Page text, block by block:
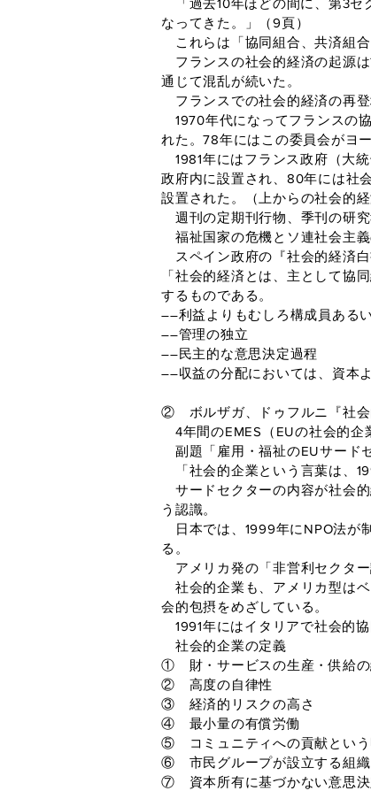
「過去10年ほどの間に、第3セ
なってきた。」（9頁）
これらは「協同組合、共済組合
フランスの社会的経済の起源
通じて混乱が続いた。
フランスでの社会的経済の再
1970年代になってフランスの
れた。78年にはこの委員会がヨ
1981年にはフランス政府（大
政府内に設置され、80年には社
設置された。（上からの社会的経
週刊の定期刊行物、季刊の研究
福祉国家の危機とソ連社会主義
スペイン政府の『社会的経済白
「社会的経済とは、主として協
するものである。
――利益よりもむしろ構成員ある
――管理の独立
――民主的な意思決定過程
――収益の分配においては、資本
② ボルザガ、ドゥフルニ『社会
4年間のEMES（EUの社会的企
副題「雇用・福祉のEUサード
「社会的企業という言葉は、
サードセクターの内容が社会
う認識。
日本では、1999年にNPO法が
る。
アメリカ発の「非営利セクター
社会的企業も、アメリカ型は
会的包摂をめざしている。
1991年にはイタリアで社会的
社会的企業の定義
① 財・サービスの生産・供給の
② 高度の自律性
③ 経済的リスクの高さ
④ 最小量の有償労働
⑤ コミュニティへの貢献という
⑥ 市民グループが設立する組織
⑦ 資本所有に基づかない意思決